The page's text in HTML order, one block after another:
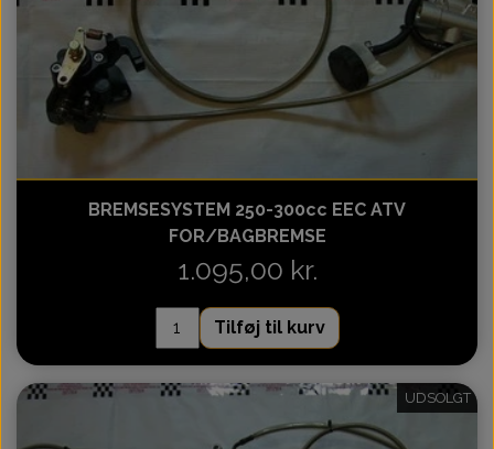
BREMSESYSTEM 250-300cc EEC ATV
FOR/BAGBREMSE
1.095,00 kr.
Tilføj til kurv
UDSOLGT